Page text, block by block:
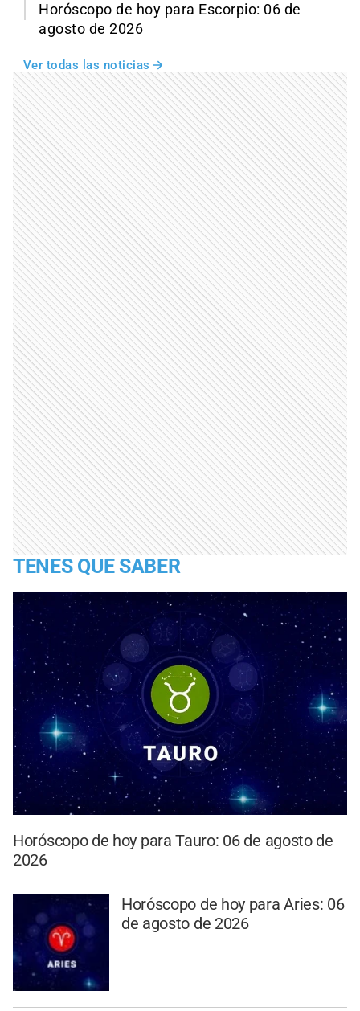
Horóscopo de hoy para Escorpio: 06 de
agosto de 2026
Ver todas las noticias
TENES QUE SABER
Horóscopo de hoy para Tauro: 06 de agosto de
2026
Horóscopo de hoy para Aries: 06
de agosto de 2026